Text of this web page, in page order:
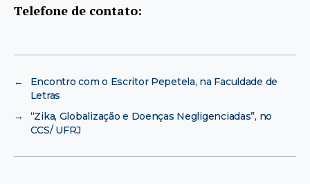
Telefone de contato:
←
Encontro com o Escritor Pepetela, na Faculdade de
Letras
→
“Zika, Globalização e Doenças Negligenciadas”, no
CCS/ UFRJ